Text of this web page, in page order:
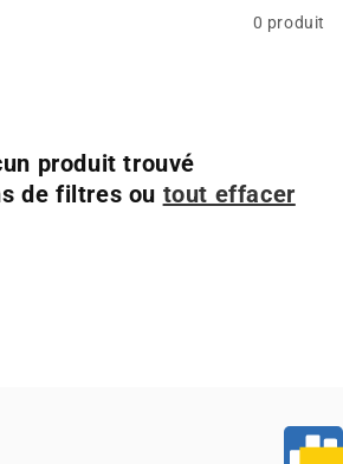
0 produit
produit trouvé
de filtres ou tout effacer